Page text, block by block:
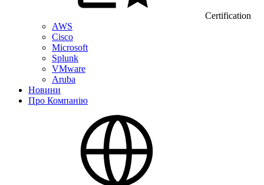
Certification
AWS
Cisco
Microsoft
Splunk
VMware
Aruba
Новини
Про Компанію